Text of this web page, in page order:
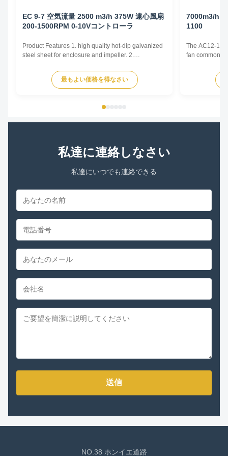
EC 9-7 空気流量 2500 m3/h 375W 遠心風扇
200-1500RPM 0-10Vコントローラ
Product Features 1. high quality hot-dip galvanized
steel sheet for enclosure and impeller. 2.
small vibration. Main advantages 1. Experience and
good service. We professionally produce fan motors
最もよい価格を得なさい
7000m3/h
1100
The AC12-12
fan commonly
and various
by
私達に連絡しなさい
私達にいつでも連絡できる
送信
NO.38 ホンイエ道路